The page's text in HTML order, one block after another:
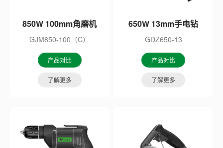
850W 100mm角磨机
GJM850-100（C）
产品对比
了解更多
650W 13mm手电钻
GDZ650-13
产品对比
了解更多